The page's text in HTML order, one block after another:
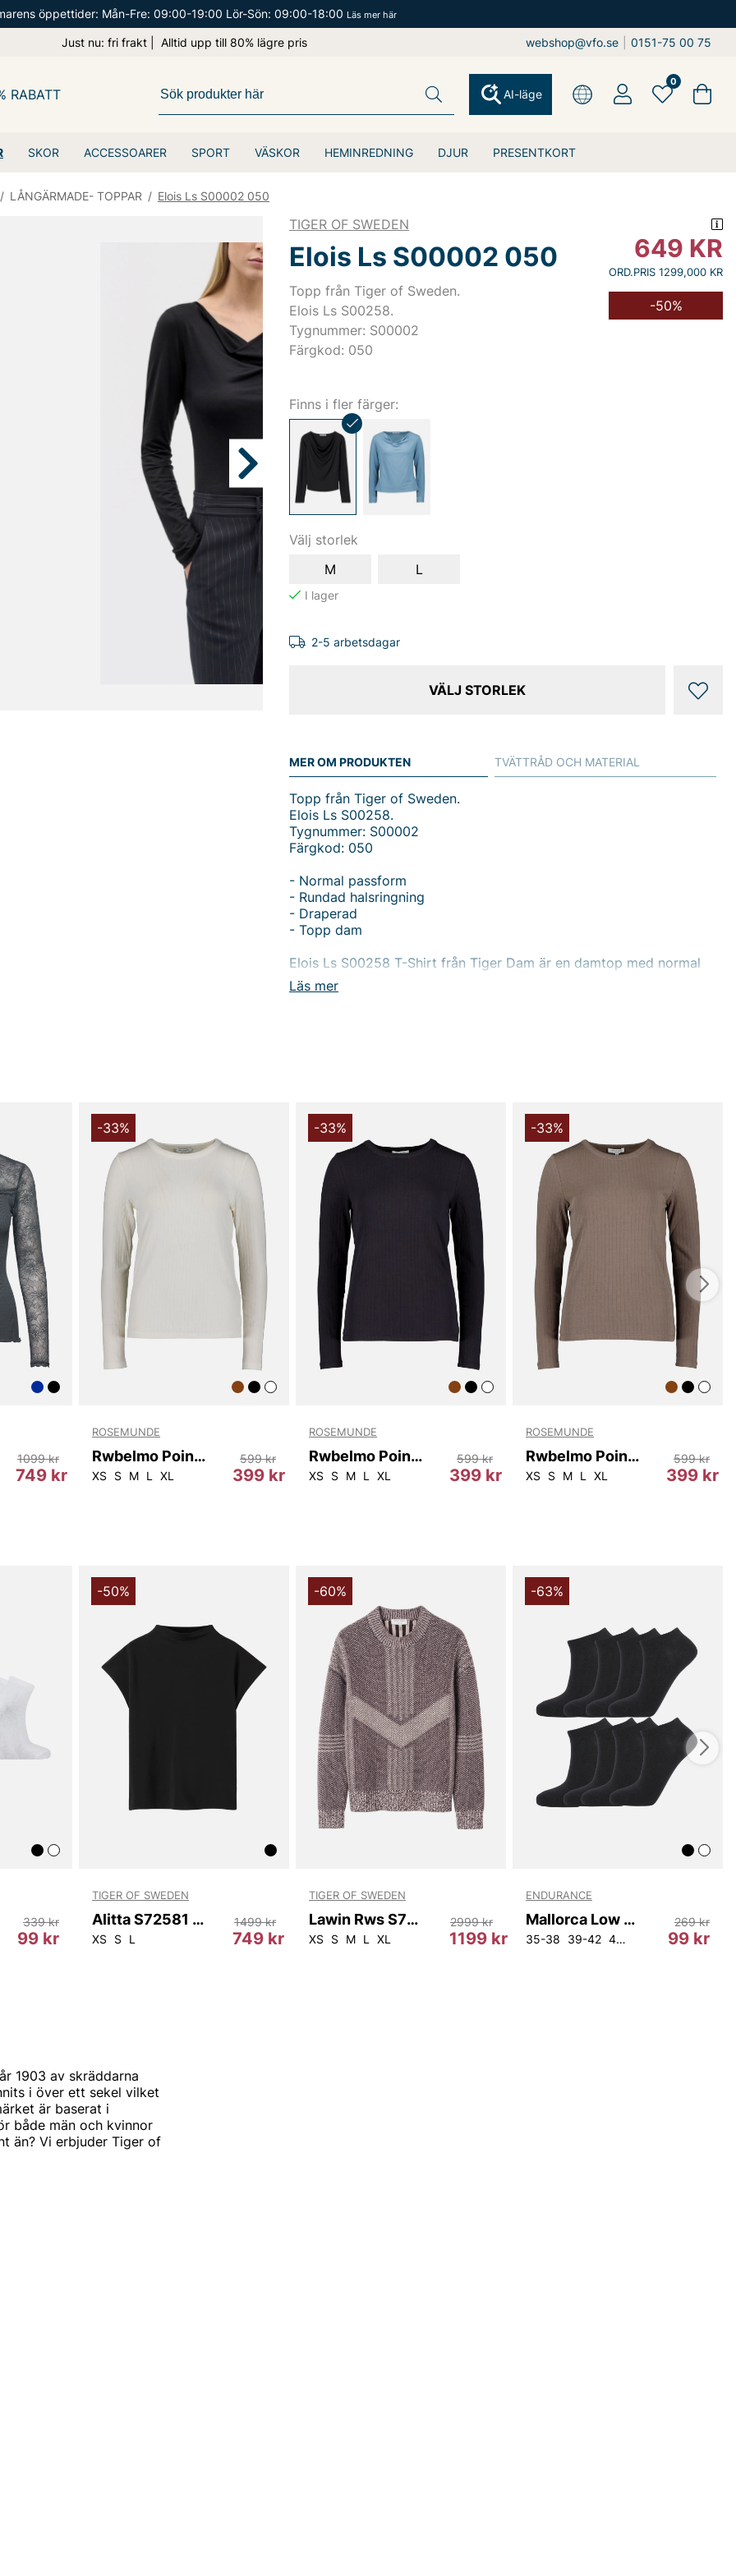
öppettider: Mån-Fre: 09:00-19:00 Lör-Sön: 09:00-18:00 Läs mer här
Just nu: fri frakt | Alltid upp till 80% lägre pris webshop@vfo.se 0151-75 00 75
SKOR ACCESSOARER SPORT VÄSKOR HEMINREDNING DJUR PRESENTKORT
RABATT AI-läge
0
/ LÅNGÄRMADE- TOPPAR / Elois Ls S00002 050
TIGER OF SWEDEN
Elois Ls S00002 050
Topp från Tiger of Sweden.
Elois Ls S00258.
Tygnummer: S00002
Färgkod: 050
649 KR
ORD.PRIS 1299,000 KR
-50%
Finns i fler färger:
Välj storlek
M
L
2-5 arbetsdagar
VÄLJ STORLEK
MER OM PRODUKTEN
Läs mer
Topp från Tiger of Sweden.
Elois Ls S00258.
Tygnummer: S00002
Färgkod: 050
- Normal passform
- Rundad halsringning
- Draperad
- Topp dam
Elois Ls S00258 T-Shirt från Tiger Dam är en damtop med normal
passform som förenar enkelhet och modern elegans. Den runda
halsringningen och den draperade fronten ger en feminin silhuett
outfiten utan att tumma på komforten. Den här t-shirten är enkel att
styla; passa den med denim för en avslappnad vardagslook, eller
kombinera den med kjol och ljusare lager för en mer uppklädd stil.
Den naturliga passformen gör att toppen sitter snyggt oavsett
kroppstyp och ger samtidigt rörelsefrihet, vilket gör Elois Ls S00258
till ett pålitligt val i garderoben. Att välja denna Lyocell-topp innebär
också ett fokus på hållbara materialval och kvalitet i varje söm, utan
överdrivna detaljer.
Sammanfattningsvis erbjuder Elois Ls S00258 T-Shirt från Tiger Dam
en mjuk, lyxig känsla i ett praktiskt och tidlöst plagg. En mångsidig
damtop som passar nästan alla tillfällen och som gör sig bra både i
vardagen och i mer uppstyrda looks.
Tack för att du handlar i vår webbshop. Besök oss även i vår butik i
Vingåker.
www.vfo.se
TVÄTTRÅD OCH MATERIAL
749 kr
1099 kr
-33%
ROSEMUNDE
Rwbelmo Pointelle Ls T-shirt
XS S M L XL 399 kr
599 kr
-33%
ROSEMUNDE
Rwbelmo Pointelle Ls T-shirt
XS S M L XL 399 kr
599 kr
-33%
ROSEMUNDE
Rwbelmo Pointelle Ls T-shirt
XS S M L XL 399 kr
599 kr
47-50
99 kr
339 kr
-50%
TIGER OF SWEDEN
Alitta S72581 050
XS S L 749 kr
1499 kr
-60%
TIGER OF SWEDEN
Lawin Rws S71524 14A
XS S M L XL 1199 kr
2999 kr
-63%
ENDURANCE
Mallorca Low Cut Socks 8-Pack
35-38 39-42 43-46 99 kr
269 kr
1903 av skräddarna
i över ett sekel vilket
är baserat i
både män och kvinnor
än? Vi erbjuder Tiger of
också med de
för män. Idag kan du
herrtröjor. De
of Swedens rockar för
eller kavajer,
material och
som är tidlös som du
jobb eller festlig
såklart bära även till
chinos och upplev
På vår sida finns ett
som regular och
of Sweden ge dig de
är högkvalitativa i